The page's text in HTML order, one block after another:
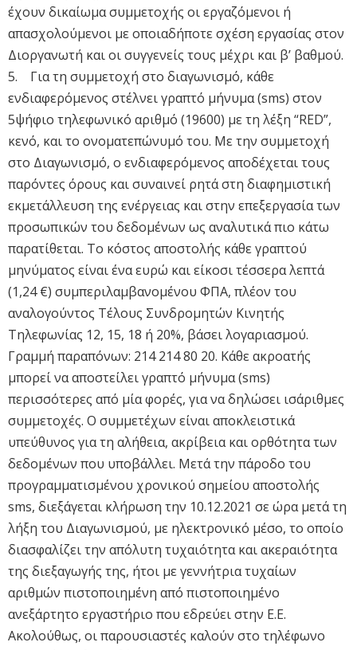
έχουν δικαίωμα συμμετοχής οι εργαζόμενοι ή
απασχολούμενοι με οποιαδήποτε σχέση εργασίας στον
Διοργανωτή και οι συγγενείς τους μέχρι και β’ βαθμού.
5. Για τη συμμετοχή στο διαγωνισμό, κάθε
ενδιαφερόμενος στέλνει γραπτό μήνυμα (sms) στον
5ψήφιο τηλεφωνικό αριθμό (19600) με τη λέξη “RED”,
κενό, και το ονοματεπώνυμό του. Με την συμμετοχή
στο Διαγωνισμό, ο ενδιαφερόμενος αποδέχεται τους
παρόντες όρους και συναινεί ρητά στη διαφημιστική
εκμετάλλευση της ενέργειας και στην επεξεργασία των
προσωπικών του δεδομένων ως αναλυτικά πιο κάτω
παρατίθεται. Το κόστος αποστολής κάθε γραπτού
μηνύματος είναι ένα ευρώ και είκοσι τέσσερα λεπτά
(1,24 €) συμπεριλαμβανομένου ΦΠΑ, πλέον του
αναλογούντος Τέλους Συνδρομητών Κινητής
Τηλεφωνίας 12, 15, 18 ή 20%, βάσει λογαριασμού.
Γραμμή παραπόνων: 214 214 80 20. Κάθε ακροατής
μπορεί να αποστείλει γραπτό μήνυμα (sms)
περισσότερες από μία φορές, για να δηλώσει ισάριθμες
συμμετοχές. Ο συμμετέχων είναι αποκλειστικά
υπεύθυνος για τη αλήθεια, ακρίβεια και ορθότητα των
δεδομένων που υποβάλλει. Μετά την πάροδο του
προγραμματισμένου χρονικού σημείου αποστολής
sms, διεξάγεται κλήρωση την 10.12.2021 σε ώρα μετά τη
λήξη του Διαγωνισμού, με ηλεκτρονικό μέσο, το οποίο
διασφαλίζει την απόλυτη τυχαιότητα και ακεραιότητα
της διεξαγωγής της, ήτοι με γεννήτρια τυχαίων
αριθμών πιστοποιημένη από πιστοποιημένο
ανεξάρτητο εργαστήριο που εδρεύει στην Ε.Ε.
Ακολούθως, οι παρουσιαστές καλούν στο τηλέφωνο